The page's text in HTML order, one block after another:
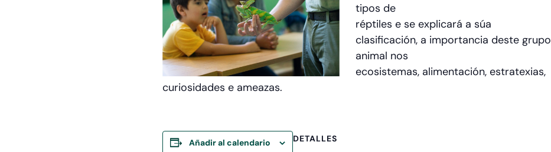
tipos de
réptiles e se explicará a súa
clasificación, a importancia deste grupo
animal nos
ecosistemas, alimentación, estratexias,
curiosidades e ameazas.
Añadir al calendario
DETALLES